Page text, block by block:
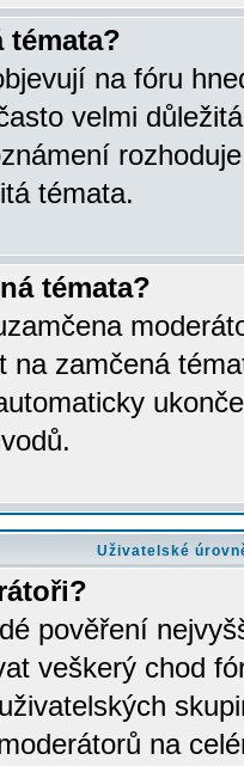
témata?
na fóru
velmi
témata.
témata?
na zamčená
Uživatelské
pověření
veškerý chod
na